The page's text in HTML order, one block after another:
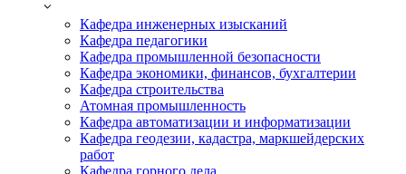
Кафедра инженерных изысканий
Кафедра педагогики
Кафедра промышленной безопасности
Кафедра экономики, финансов, бухгалтерии
Кафедра строительства
Атомная промышленность
Кафедра автоматизации и информатизации
Кафедра геодезии, кадастра, маркшейдерских
работ
Кафедра горного дела